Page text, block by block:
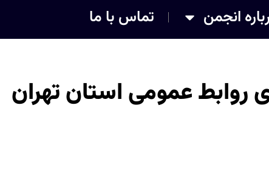
انجمن تماس با ما
عمومی استان تهران